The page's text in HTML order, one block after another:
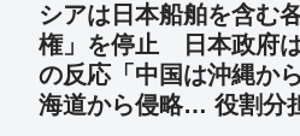
シアは日本船舶を含む
権」を停止 日本政府
の反応「中国は沖縄か
海道から侵略… 役割分